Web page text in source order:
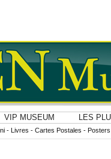
VIP MUSEUM LES
- Livres - Cartes Postales -